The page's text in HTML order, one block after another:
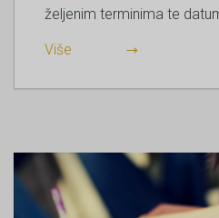
željenim terminima te
Više